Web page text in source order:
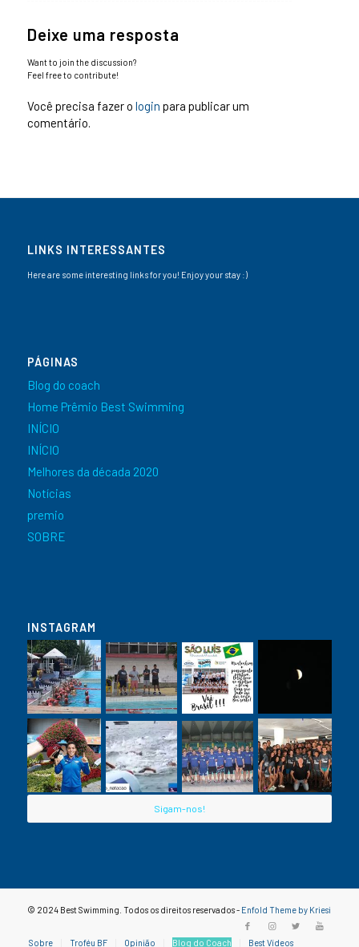
Deixe uma resposta
Want to join the discussion?
Feel free to contribute!
Você precisa fazer o login para publicar um
comentário.
LINKS INTERESSANTES
Here are some interesting links for you! Enjoy your stay :)
PÁGINAS
Blog do coach
Home Prêmio Best Swimming
INÍCIO
INÍCIO
Melhores da década 2020
Notícias
premio
SOBRE
INSTAGRAM
Sigam-nos!
© 2024 Best Swimming. Todos os direitos reservados - Enfold Theme by Kriesi
Sobre Troféu BF Opinião Blog do Coach Best Vídeos